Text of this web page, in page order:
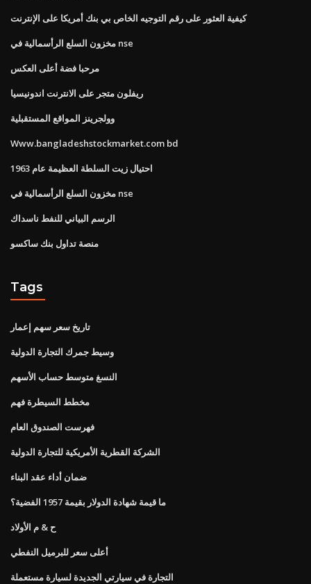
كيفية العثور على رقم التوجيه الخاص بي بنك أمريكا على الإنترنت
مخزون السلع الرأسمالية في nse
مرحبا فضة أعلى العكس
ريفلون متجر على الانترنت اندونيسيا
وولجرينز المواقع المستقبلية
Www.bangladeshstockmarket.com bd
احتيال زيت السلطة العظيمة عام 1963
مخزون السلع الرأسمالية في nse
الرسم البياني للنفط ناسداك
منصة تداول بنك ساكسو
Tags
تاريخ سعر سهم إعمار
وسيط جمرك التجارة الدولية
النسغ متوسط ​​حساب الأسهم
مخطط السيطرة فهم
فهرست الصندوق العام
الشركة القطرية الأمريكية للتجارة الدولية
ضمان أداء عقد البناء
ما قيمة شهادة الدولار بقيمة 1957 الفضية؟
ح & م الأولاد
أعلى سعر للبرميل النفطي
التجارة في سيارتي الجديدة لسيارة مستعملة